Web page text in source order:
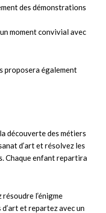
des démonstrations
moment convivial avec
proposera également
découverte des métiers
d’art et résolvez les
Chaque enfant repartira
l’énigme
et repartez avec un